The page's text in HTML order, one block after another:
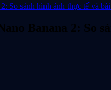
So sánh hình ảnh thực tế và
Banana 2: So